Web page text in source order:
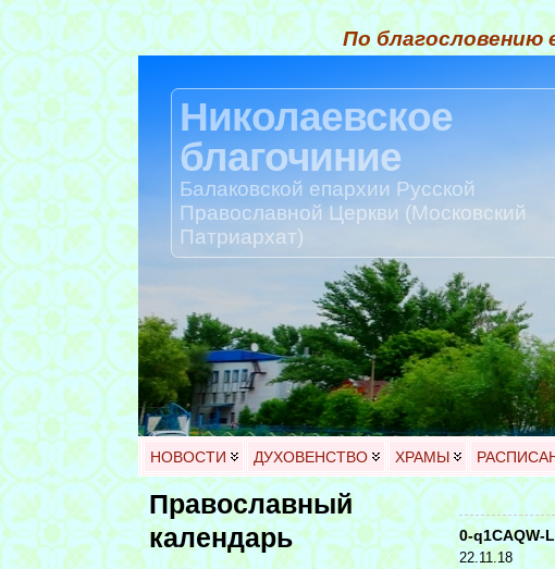
По благословению
Николаевское
благочиние
Балаковской епархии Русской
Православной Церкви (Московский
Патриархат)
НОВОСТИ ДУХОВЕНСТВО ХРАМЫ
Православный
календарь
0-q1CAQW-
22.11.18